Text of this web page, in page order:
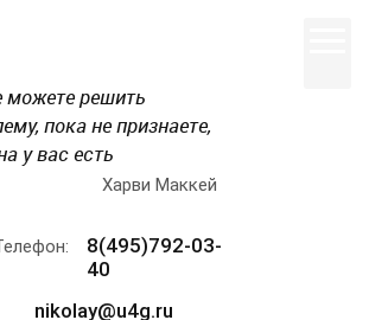
можете решить
пока не признаете,
у вас есть
Харви Маккей
8(495)792-03-
40
nikolay@u4g.ru